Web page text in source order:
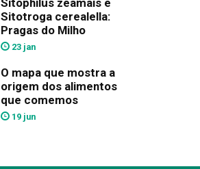
Sitophilus zeamais e
Sitotroga cerealella:
Pragas do Milho
23 jan
O mapa que mostra a
origem dos alimentos
que comemos
19 jun